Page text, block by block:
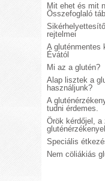
Mit ehet és mit
Összefoglaló
rejtelmei
A gluténmentes
Évától
Mi az a glutén?
Alap lisztek a
használjunk?
A
tudni érdemes.
Örök kérdőjel, a
Speciális
Nem cöliákiás